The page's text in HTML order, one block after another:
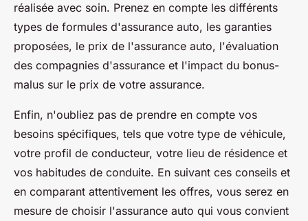
réalisée avec soin. Prenez en compte les différents
types de formules d'assurance auto, les garanties
proposées, le prix de l'assurance auto, l'évaluation
des compagnies d'assurance et l'impact du bonus-
malus sur le prix de votre assurance.
Enfin, n'oubliez pas de prendre en compte vos
besoins spécifiques, tels que votre type de véhicule,
votre profil de conducteur, votre lieu de résidence et
vos habitudes de conduite. En suivant ces conseils et
en comparant attentivement les offres, vous serez en
mesure de choisir l'assurance auto qui vous convient